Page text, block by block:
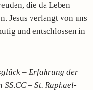
die da Leben
Jesus verlangt von uns
und entschlossen in
– Erfahrung der
– St. Raphael-